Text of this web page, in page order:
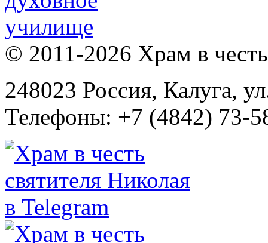
© 2011-2026 Храм в честь
248023 Россия, Калуга,
Телефоны: +7 (4842) 73-